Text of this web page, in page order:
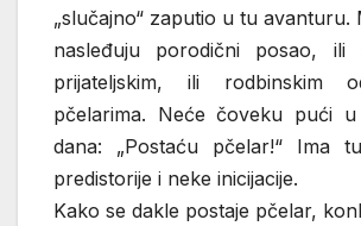
„slučajno“ zaputio u tu avanturu.
nasleđuju porodični posao,
prijateljskim, ili rodbinskim
pčelarima. Neće čoveku pući
dana: „Postaću pčelar!“ Ima
predistorije i neke inicijacije.
Kako se dakle postaje pčelar,